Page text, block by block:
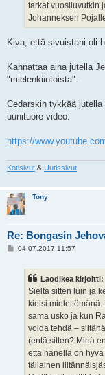
tarkat vuosiluvutkin
Johanneksen
Kiva, että sivuistani oli
Kannattaa aina jutella
"mielenkiintoista".
Cedarskin tykkää
uunituore video:
https://
Kotisivut & Uutissivut
Tony
Re: Bongasin
V04.07.2017 11:57
Laodikea kirjoitti:
Sieltä sitten luin ja
kielsi
sama usko ja kun
voida tehdä –
(entä sitten? Minä
että hänellä on
tällainen